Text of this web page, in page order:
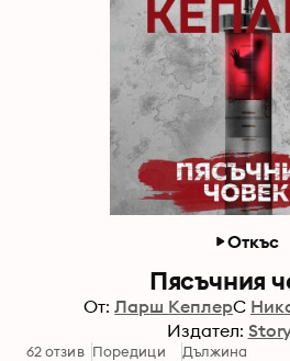
Откъс
Пясъчния
От: Ларш КеплерС
Издател:
62 отзив Поредици Дължина